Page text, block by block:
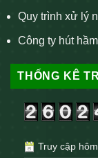
Quy trình xử lý
Công ty hút
THỐNG KÊ
Truy cập